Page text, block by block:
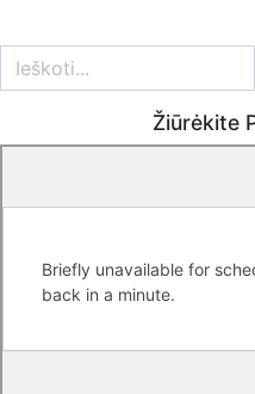
Žiūrėkite